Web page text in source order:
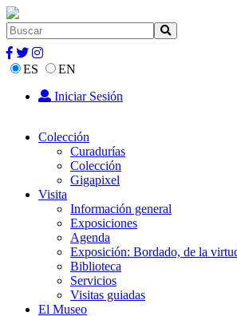
ES
EN
Iniciar Sesión
Colección
Curadurías
Colección
Gigapixel
Visita
Información general
Exposiciones
Agenda
Exposición: Bordado, de la
Biblioteca
Servicios
Visitas guiadas
El Museo